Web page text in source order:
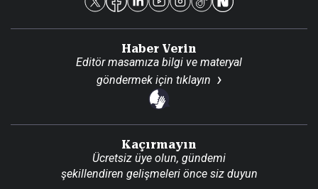
Haber Verin
Editör masamıza bilgi ve materyal
göndermek için tıklayın
Kaçırmayın
Ücretsiz üye olun, gündemi
şekillendiren gelişmeleri önce siz duyun